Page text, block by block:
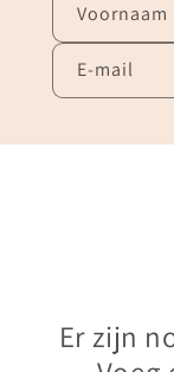
Voornaam
E‑mail
Er zijn